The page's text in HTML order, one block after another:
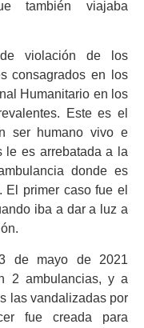
también viajaba
violación de los
consagrados en los
Humanitario en los
Este es el
ser humano vivo e
le es arrebatada a la
donde es
El primer caso fue el
iba a dar a luz a
de mayo de 2021
2 ambulancias, y a
las vandalizadas por
fue creada para